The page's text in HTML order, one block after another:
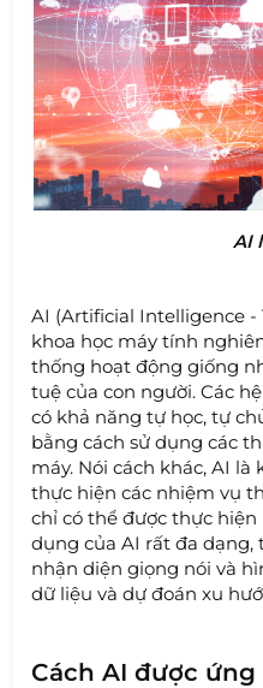
AI
AI (Artificial Intelligence
khoa học máy tính
thống hoạt động giống
tuệ của con người. Các
có khả năng tự học, tự
bằng cách sử dụng các
máy. Nói cách khác, AI
thực hiện các nhiệm vụ
chỉ có thể được thực hiện
dụng của AI rất đa dạng,
nhận diện giọng nói và
dữ liệu và dự đoán xu
Cách AI được